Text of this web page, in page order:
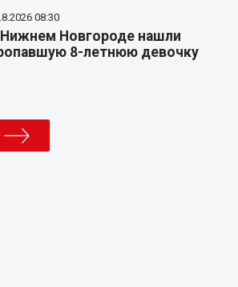
08:30
Нижнем Новгороде нашли
8-летнюю девочку